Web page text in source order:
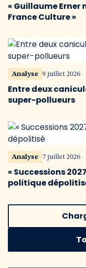
« Guillaume Erner
France Culture »
Analyse 9 juillet 2026
Entre deux
super-pollueurs
Analyse 7 juillet 2026
« Successions
politique